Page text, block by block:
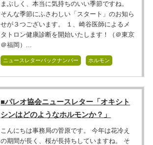
まぶしく、本当に気持ちのいい季節ですね。
そんな季節にふさわしい「スタート」のお知ら
せが３つございます。 １、崎谷医師によるメ
タトロン健康診断を開始いたします！（＠東京
＠福岡）...
ニュースレターバックナンバー ホルモン
■パレオ協会ニュースレター「オキシト
シンはどのようなホルモンか？」
こんにちは事務局の菅原です。 今年は花冷え
の期間が長く、桜が長持ちしていますね。 そ